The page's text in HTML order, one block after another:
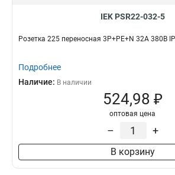
IEK PSR22-032-5
Розетка 225 переносная 3Р+РЕ+N 32А 380В
Подробнее
Наличие: В наличии
524,98 ₽
оптовая цена
– +
В корзину